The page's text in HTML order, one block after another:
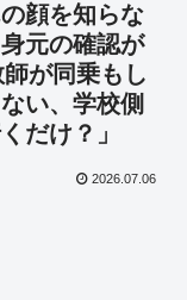
顔を知らな
元の確認が
が同乗もし
い、学校側
だけ？」
2026.07.06